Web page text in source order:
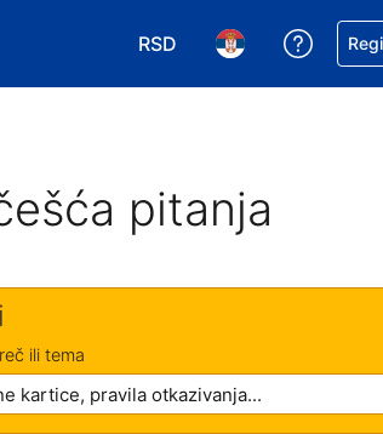
RSD
Izaberite valutu. Vaša
Izaberite jezik.
pitanja
ili tema